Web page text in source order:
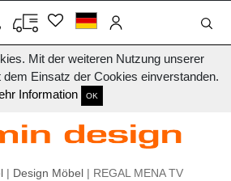
Mit der weiteren Nutzung unserer
Einsatz der Cookies einverstanden.
Information
OK
| Design Möbel | REGAL MENA TV